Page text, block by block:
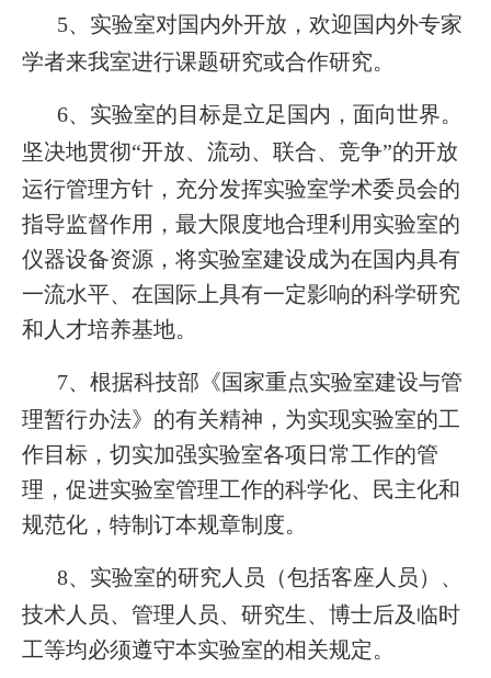
5、实验室对国内外开放，欢迎国内外专家
学者来我室进行课题研究或合作研究。
6、实验室的目标是立足国内，面向世界。
坚决地贯彻 “开放、流动、联合、竞争”的开放
运行管理方针，充分发挥实验室学术委员会的
指导监督作用，最大限度地合理利用实验室的
仪器设备资源，将实验室建设成为在国内具有
一流水平、在国际上具有一定影响的科学研究
和人才培养基地。
7、根据科技部《国家重点实验室建设与管
理暂行办法》的有关精神，为实现实验室的工
作目标，切实加强实验室各项日常工作的管
理，促进实验室管理工作的科学化、民主化和
规范化，特制订本规章制度。
8、实验室的研究人员（包括客座人员）、
技术人员、管理人员、研究生、博士后及临时
工等均必须遵守本实验室的相关规定。